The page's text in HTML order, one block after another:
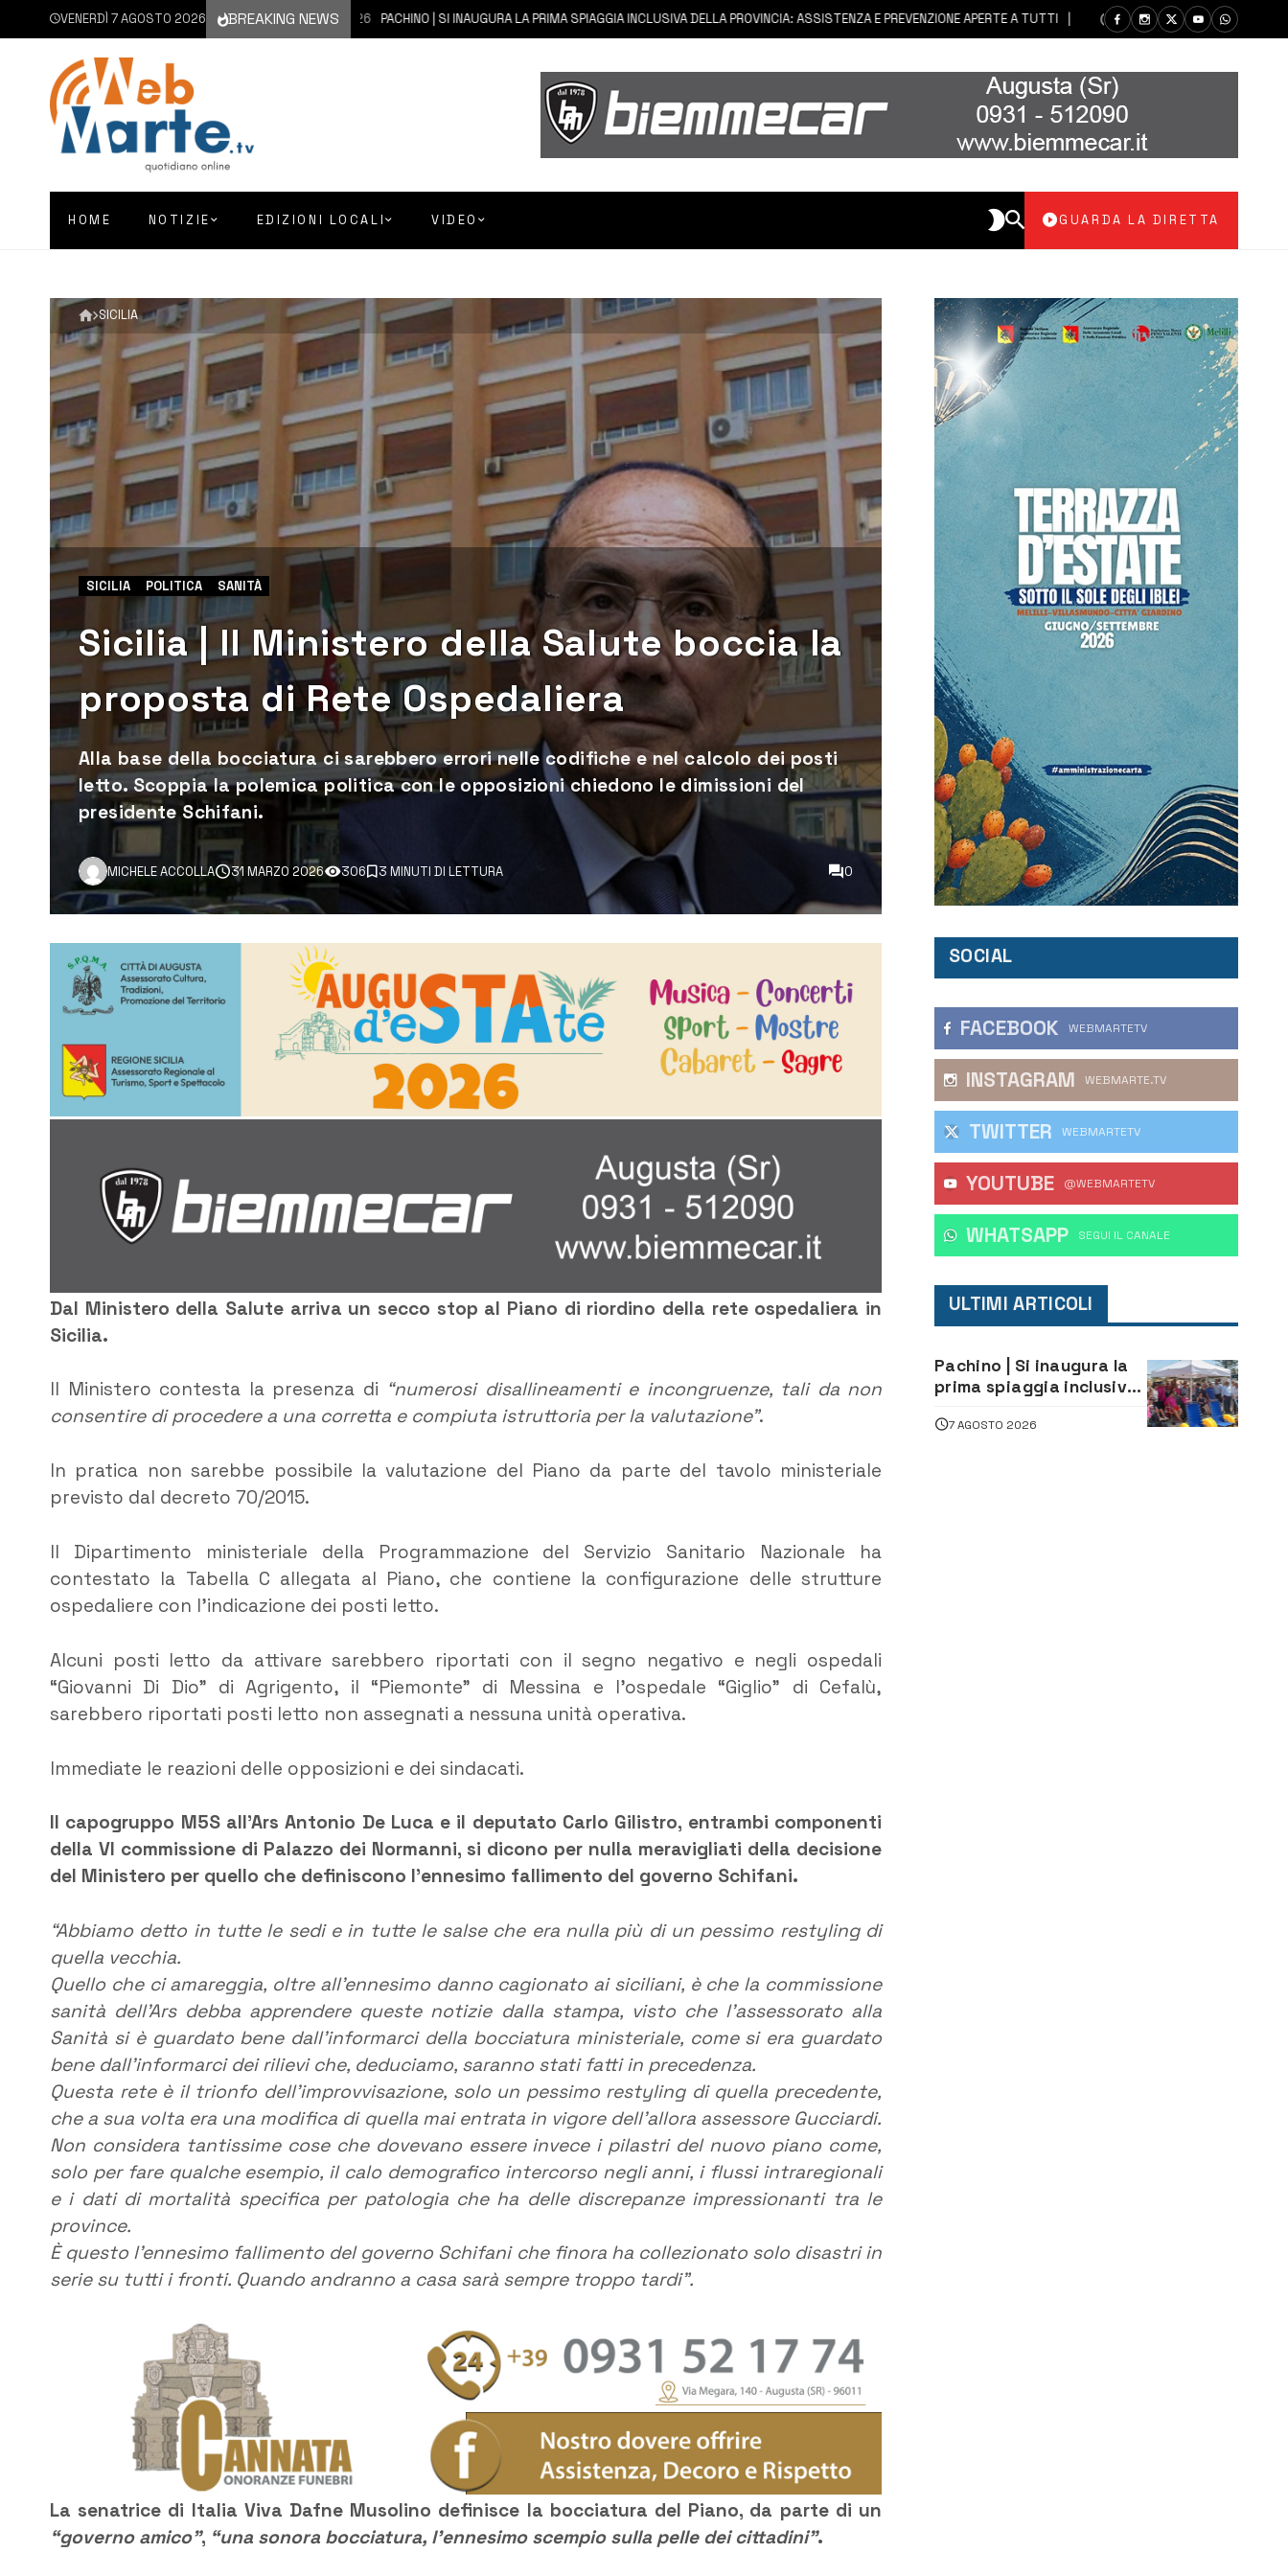
VENERDÌ 7 AGOSTO 2026 BREAKING NEWS
7 AGOSTO 2026 PACHINO | SI INAUGURA LA PRIMA SPIAGGIA INCLUSIVA DELLA PROVINCIA: ASSISTENZA E PREVENZIONE APERTE A TUTTI 7 AGOSTO 2026 PACHINO | SI
HOME NOTIZIE EDIZIONI LOCALI VIDEO GUARDA LA DIRETTA
SICILIA
SICILIA POLITICA SANITÀ
Sicilia | Il Ministero della Salute boccia la
proposta di Rete Ospedaliera
Alla base della bocciatura ci sarebbero errori nelle codifiche e nel calcolo dei posti
letto. Scoppia la polemica politica con le opposizioni chiedono le dimissioni del
presidente Schifani.
MICHELE ACCOLLA 31 MARZO 2026 306 3 MINUTI DI LETTURA 0
Dal Ministero della Salute arriva un secco stop al Piano di riordino della rete ospedaliera in
Sicilia.
Il Ministero contesta la presenza di “numerosi disallineamenti e incongruenze, tali da non
consentire di procedere a una corretta e compiuta istruttoria per la valutazione”.
In pratica non sarebbe possibile la valutazione del Piano da parte del tavolo ministeriale
previsto dal decreto 70/2015.
Il Dipartimento ministeriale della Programmazione del Servizio Sanitario Nazionale ha
contestato la Tabella C allegata al Piano, che contiene la configurazione delle strutture
ospedaliere con l’indicazione dei posti letto.
Alcuni posti letto da attivare sarebbero riportati con il segno negativo e negli ospedali
“Giovanni Di Dio” di Agrigento, il “Piemonte” di Messina e l’ospedale “Giglio” di Cefalù,
sarebbero riportati posti letto non assegnati a nessuna unità operativa.
Immediate le reazioni delle opposizioni e dei sindacati.
Il capogruppo M5S all’Ars Antonio De Luca e il deputato Carlo Gilistro, entrambi componenti
della VI commissione di Palazzo dei Normanni, si dicono per nulla meravigliati della decisione
del Ministero per quello che definiscono l’ennesimo fallimento del governo Schifani.
“Abbiamo detto in tutte le sedi e in tutte le salse che era nulla più di un pessimo restyling di
quella vecchia.
Quello che ci amareggia, oltre all’ennesimo danno cagionato ai siciliani, è che la commissione
sanità dell’Ars debba apprendere queste notizie dalla stampa, visto che l’assessorato alla
Sanità si è guardato bene dall’informarci della bocciatura ministeriale, come si era guardato
bene dall’informarci dei rilievi che, deduciamo, saranno stati fatti in precedenza.
Questa rete è il trionfo dell’improvvisazione, solo un pessimo restyling di quella precedente,
che a sua volta era una modifica di quella mai entrata in vigore dell’allora assessore Gucciardi.
Non considera tantissime cose che dovevano essere invece i pilastri del nuovo piano come,
solo per fare qualche esempio, il calo demografico intercorso negli anni, i flussi intraregionali
e i dati di mortalità specifica per patologia che ha delle discrepanze impressionanti tra le
province.
È questo l’ennesimo fallimento del governo Schifani che finora ha collezionato solo disastri in
serie su tutti i fronti. Quando andranno a casa sarà sempre troppo tardi”.
La senatrice di Italia Viva Dafne Musolino definisce la bocciatura del Piano, da parte di un
“governo amico”, “una sonora bocciatura, l’ennesimo scempio sulla pelle dei cittadini”.
SOCIAL
FACEBOOK WEBMARTETV
INSTAGRAM WEBMARTE.TV
TWITTER WEBMARTETV
YOUTUBE @WEBMARTETV
WHATSAPP ‎SEGUI IL CANALE
ULTIMI ARTICOLI
Pachino | Si inaugura la
prima spiaggia inclusiva
assistenza e prevenzione
7 AGOSTO 2026